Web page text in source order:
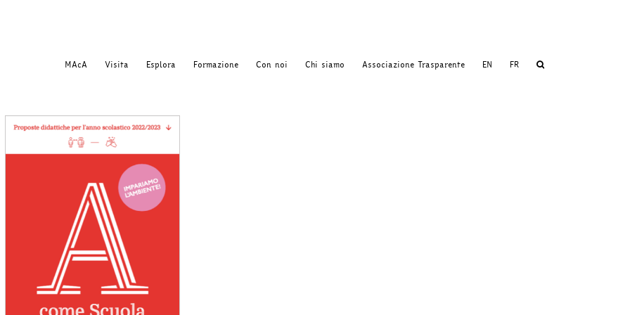
MAcA Visita Esplora Formazione Con noi Chi siamo Associazione Trasparente EN FR